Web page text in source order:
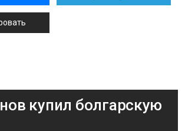
купил болгарскую